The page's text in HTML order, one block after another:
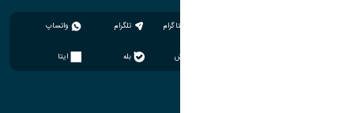
اینستاگرام تلگرام واتساپ
سروش بله ایتا